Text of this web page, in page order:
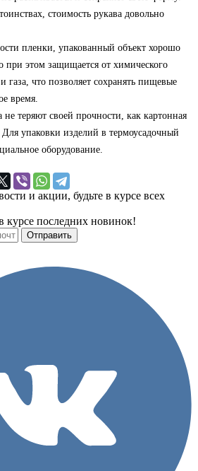
стоимость рукава довольно
пленки, упакованный объект хорошо
при этом защищается от химического
газа, что позволяет сохранять пищевые
время.
теряют своей прочности, как картонная
упаковки изделий в термоусадочный
оборудование.
и акции, будьте в курсе всех
курсе последних новинок!